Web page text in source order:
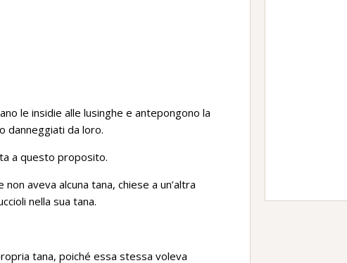
le insidie alle lusinghe e antepongono la
danneggiati da loro.
a questo proposito.
aveva alcuna tana, chiese a un’altra
nella sua tana.
tana, poiché essa stessa voleva